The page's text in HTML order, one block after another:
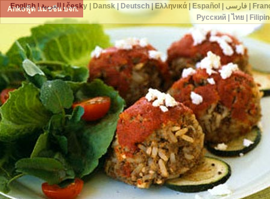
Ankoฟู้ด แมชชีน บจก.
English|العربية|česky| Dansk| Deutsch|Ελληνικά|Español فارسی|
Русский| ไทย|